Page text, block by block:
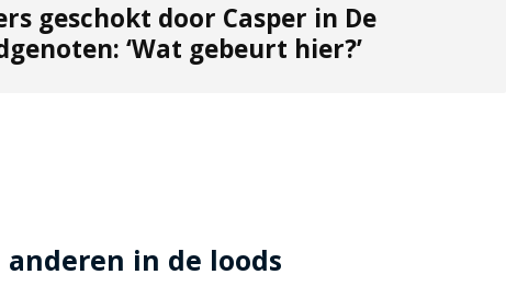
geschokt door Casper in De
‘Wat gebeurt hier?’
in de loods